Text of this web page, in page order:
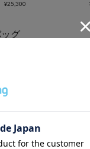
¥25,300
グ